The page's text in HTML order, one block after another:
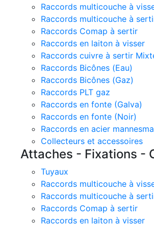
Raccords multicouche à
Raccords multicouche à
Raccords Comap à sertir
Raccords en laiton à visser
Raccords cuivre à sertir
Raccords Bicônes (Eau)
Raccords Bicônes (Gaz)
Raccords PLT gaz
Raccords en fonte (Galva)
Raccords en fonte (Noir)
Raccords en acier
Collecteurs et accessoires
Attaches - Fixations -
Tuyaux
Raccords multicouche à
Raccords multicouche à
Raccords Comap à sertir
Raccords en laiton à visser